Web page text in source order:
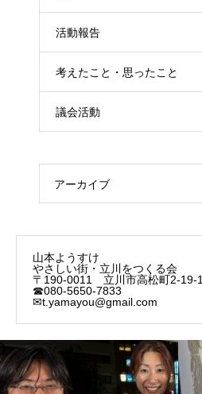
活動報告
考えたこと・思ったこと
議会活動
アーカイブ
山本ようすけ
やさしい街・立川をつくる会
〒190-0011 立川市高松町2-19-1
☎080-5650-7833
✉t.yamayou@gmail.com